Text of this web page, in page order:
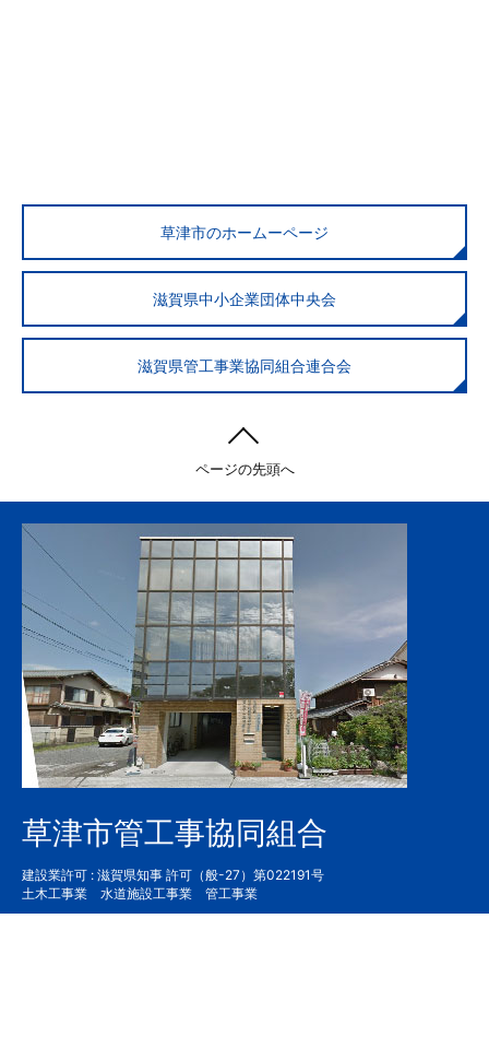
草津市のホームーページ
滋賀県中小企業団体中央会
滋賀県管工事業協同組合連合会
ページの先頭へ
草津市管工事協同組合
建設業許可 : 滋賀県知事 許可（般-27）第022191号
土木工事業 水道施設工事業 管工事業